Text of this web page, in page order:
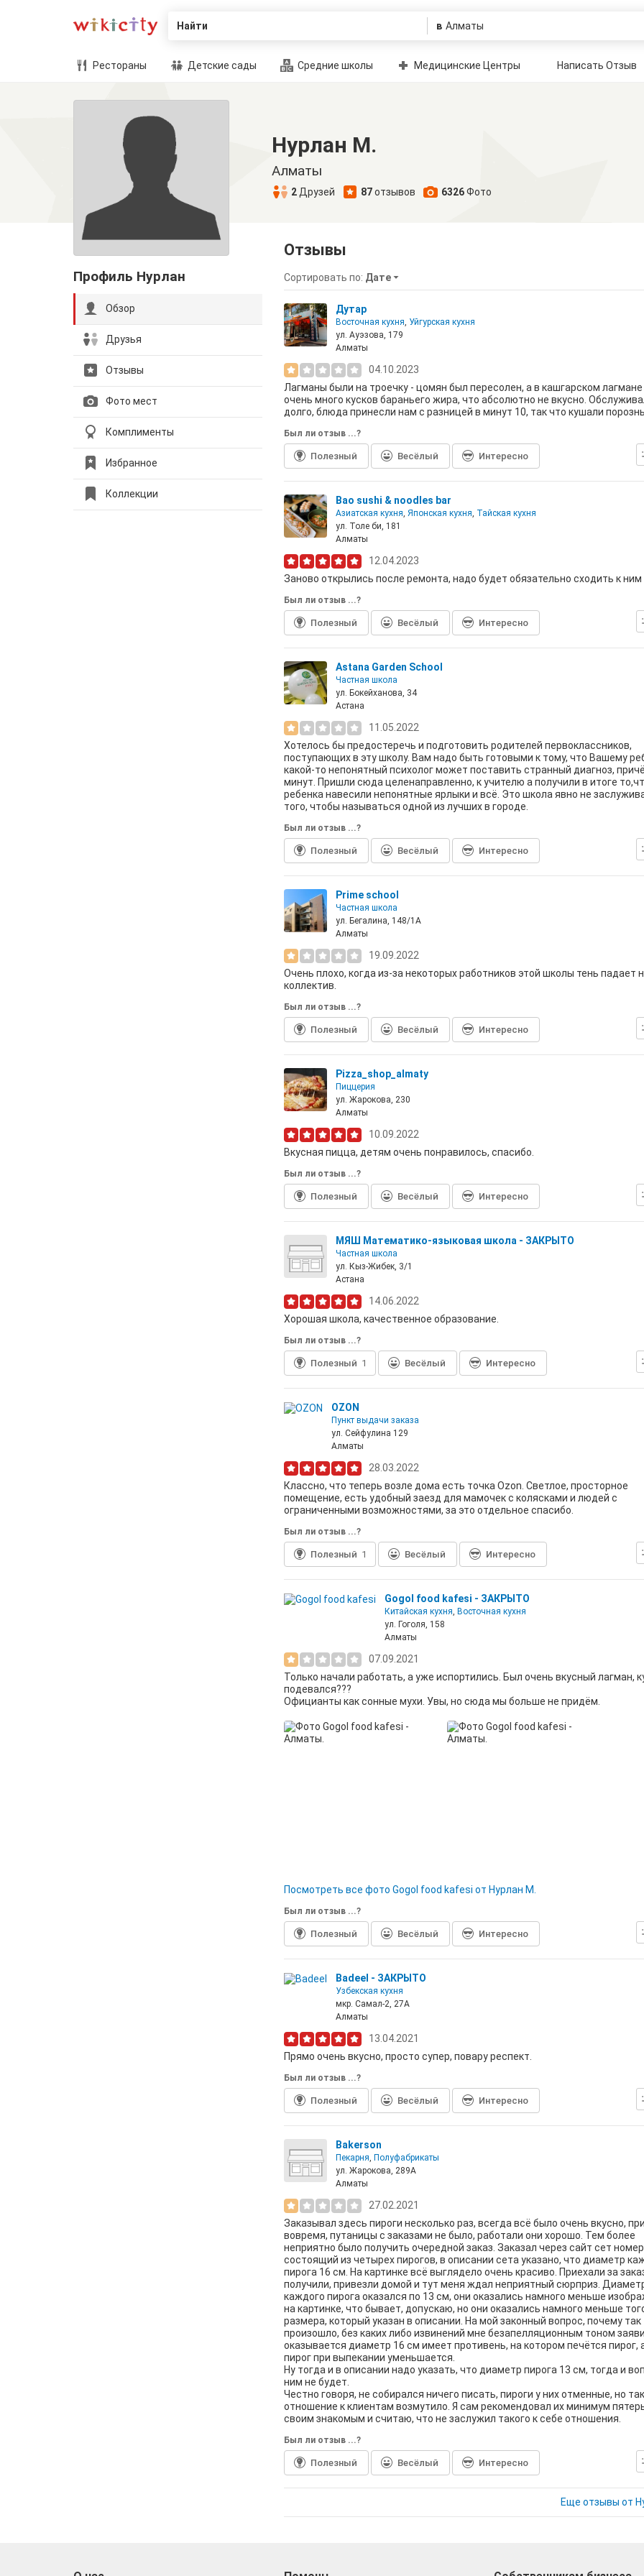
Найти в
Рестораны Детские сады Средние школы Медицинские Центры Написать Отзыв
Нурлан М.
Алматы
2 Друзей 87отзывов 6326Фото
Профиль Нурлан
Обзор
Друзья
Отзывы
Фото мест
Комплименты
Избранное
Коллекции
Отзывы
Сортировать по: Дате
Дутар
Восточная кухня, Уйгурская кухня
ул. Ауэзова, 179
Алматы
04.10.2023
Лагманы были на троечку - цомян был пересолен, а в кашгарском
очень много кусков бараньего жира, что абсолютно не вкусно.
долго, блюда принесли нам с разницей в минут 10, так что кушали порознь.
Был ли отзыв ...?
Полезный Весёлый Интересно
Bao sushi & noodles bar
Азиатская кухня, Японская кухня, Тайская кухня
ул. Толе би, 181
Алматы
12.04.2023
Заново открылись после ремонта, надо будет обязательно сходить к ним
Был ли отзыв ...?
Полезный Весёлый Интересно
Astana Garden School
Частная школа
ул. Бокейханова, 34
Астана
11.05.2022
Хотелось бы предостеречь и подготовить родителей первоклассников,
поступающих в эту школу. Вам надо быть готовыми к тому, что Вашему
какой-то непонятный психолог может поставить странный диагноз,
минут. Пришли сюда целенаправленно, к учителю а получили в итоге
ребенка навесили непонятные ярлыки и всё. Это школа явно не
того, чтобы называться одной из лучших в городе.
Был ли отзыв ...?
Полезный Весёлый Интересно
Prime school
Частная школа
ул. ​Бегалина, 148/1А
Алматы
19.09.2022
Очень плохо, когда из-за некоторых работников этой школы тень падает
коллектив.
Был ли отзыв ...?
Полезный Весёлый Интересно
Pizza_shop_almaty
Пиццерия
ул. Жарокова, 230
Алматы
10.09.2022
Вкусная пицца, детям очень понравилось, спасибо.
Был ли отзыв ...?
Полезный Весёлый Интересно
МЯШ Математико-языковая школа - ЗАКРЫТО
Частная школа
ул. Кыз-Жибек, 3/1
Астана
14.06.2022
Хорошая школа, качественное образование.
Был ли отзыв ...?
Полезный 1 Весёлый Интересно
OZON
Пункт выдачи заказа
ул. Сейфулина 129
Алматы
28.03.2022
Классно, что теперь возле дома есть точка Ozon. Светлое, просторное
помещение, есть удобный заезд для мамочек с колясками и людей с
ограниченными возможностями, за это отдельное спасибо.
Был ли отзыв ...?
Полезный 1 Весёлый Интересно
Gogol food kafesi - ЗАКРЫТО
Китайская кухня, Восточная кухня
ул. Гоголя, 158
Алматы
07.09.2021
Только начали работать, а уже испортились. Был очень вкусный лагман,
подевался???
Официанты как сонные мухи. Увы, но сюда мы больше не придём.
Посмотреть все фото Gogol food kafesi от Нурлан М.
Был ли отзыв ...?
Полезный Весёлый Интересно
Badeel - ЗАКРЫТО
Узбекская кухня
мкр. Самал-2, 27А
Алматы
13.04.2021
Прямо очень вкусно, просто супер, повару респект.
Был ли отзыв ...?
Полезный Весёлый Интересно
Bakerson
Пекарня, Полуфабрикаты
ул. Жарокова, 289А
Алматы
27.02.2021
Заказывал здесь пироги несколько раз, всегда всё было очень вкусно,
вовремя, путаницы с заказами не было, работали они хорошо. Тем более
неприятно было получить очередной заказ. Заказал через сайт сет
состоящий из четырех пирогов, в описании сета указано, что диаметр
пирога 16 см. На картинке всё выглядело очень красиво. Приехали за
получили, привезли домой и тут меня ждал неприятный сюрприз.
каждого пирога оказался по 13 см, они оказались намного меньше
на картинке, что бывает, допускаю, но они оказались намного меньше
размера, который указан в описании. На мой законный вопрос, почему так
произошло, без каких либо извинений мне безапелляционным тоном
оказывается диаметр 16 см имеет противень, на котором печётся пирог,
пирог при выпекании уменьшается.
Ну тогда и в описании надо указать, что диаметр пирога 13 см, тогда и
ним не будет.
Честно говоря, не собирался ничего писать, пироги у них отменные, но
отношение к клиентам возмутило. Я сам рекомендовал их минимум
своим знакомым и считаю, что не заслужил такого к себе отношения.
Был ли отзыв ...?
Полезный Весёлый Интересно
Еще отзывы от